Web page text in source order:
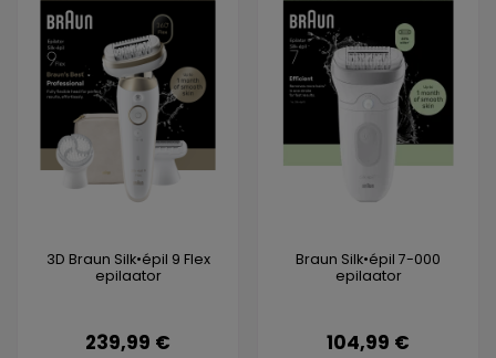
3D Braun Silk•épil 9 Flex
epilaator
239,99 €
Braun Silk•épil 7-000
epilaator
104,99 €